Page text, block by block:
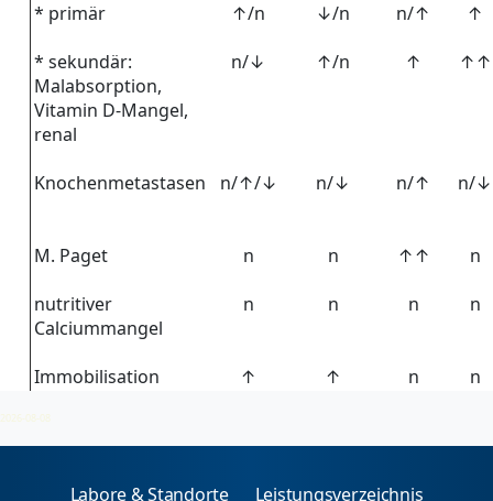
* primär
↑/n ↓/n n/↑
↑
* sekundär:
Malabsorption,
Vitamin D-Mangel,
renal
n/↓ ↑/n ↑ ↑↑
Knochenmetastasen n/↑/↓ n/↓ n/↑ n/↓
M. Paget n n ↑↑
n
nutritiver
Calciummangel
n n n n
Immobilisation ↑ ↑ n n
2026-08-08
Labore & Standorte Leistungsverzeichnis